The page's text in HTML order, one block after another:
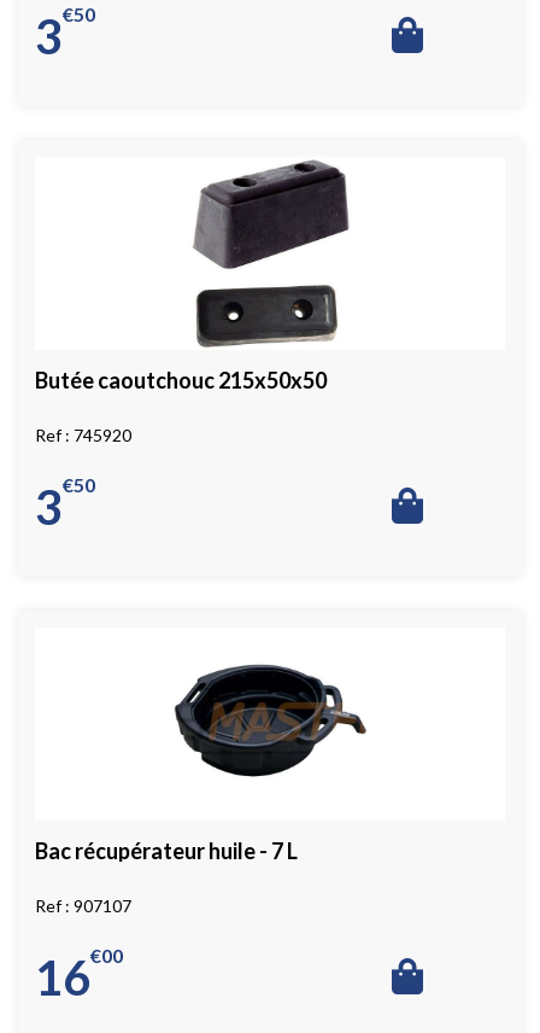
3 50
€
Butée caoutchouc 215x50x50
745920
3 50
€
Bac récupérateur huile - 7 L
907107
16 00
€